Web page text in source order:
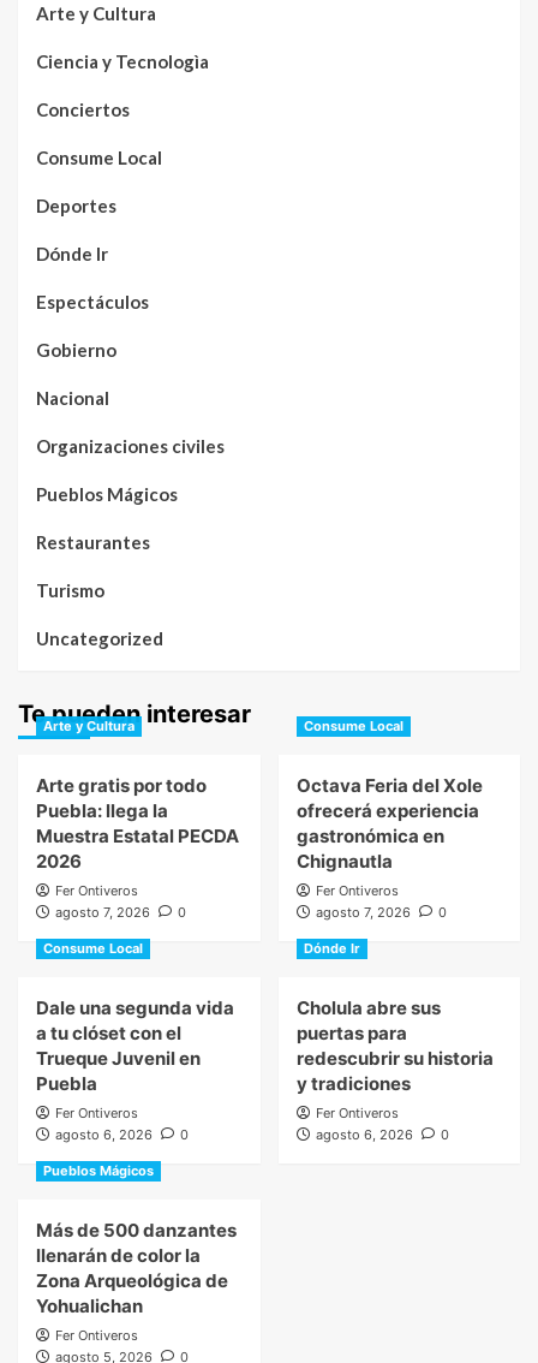
Arte y Cultura
Ciencia y Tecnologìa
Conciertos
Consume Local
Deportes
Dónde Ir
Espectáculos
Gobierno
Nacional
Organizaciones civiles
Pueblos Mágicos
Restaurantes
Turismo
Uncategorized
Te pueden interesar
Arte y Cultura
Arte gratis por todo
Puebla: llega la
Muestra Estatal PECDA
2026
Fer Ontiveros
agosto 7, 2026
0
Consume Local
Octava Feria del Xole
ofrecerá experiencia
gastronómica en
Chignautla
Fer Ontiveros
agosto 7, 2026
0
Consume Local
Dale una segunda vida
a tu clóset con el
Trueque Juvenil en
Puebla
Fer Ontiveros
agosto 6, 2026
0
Dónde Ir
Cholula abre sus
puertas para
redescubrir su historia
y tradiciones
Fer Ontiveros
agosto 6, 2026
0
Pueblos Mágicos
Más de 500 danzantes
llenarán de color la
Zona Arqueológica de
Yohualichan
Fer Ontiveros
agosto 5, 2026
0